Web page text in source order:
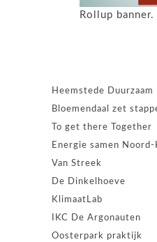
Rollup banner.
Heemstede Duurzaam
Bloemendaal zet
To get there Together
Energie samen Noord-
Van Streek
De Dinkelhoeve
KlimaatLab
IKC De Argonauten
Oosterpark praktijk